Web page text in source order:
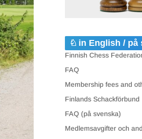
in English / på
Finnish Chess
FAQ
Membership fees and
Finlands Schackförbund
FAQ (på svenska)
Medlemsavgifter och